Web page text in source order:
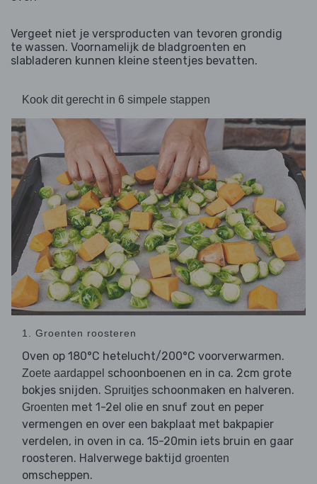
Vergeet niet je versproducten van tevoren grondig
te wassen. Voornamelijk de bladgroenten en
slabladeren kunnen kleine steentjes bevatten.
Kook dit gerecht in 6 simpele stappen
1. Groenten roosteren
Oven op 180°C hetelucht/200°C voorverwarmen.
Zoete aardappel schoonboenen en in ca. 2cm grote
bokjes snijden. Spruitjes schoonmaken en halveren.
Groenten met 1-2el olie en snuf zout en peper
vermengen en over een bakplaat met bakpapier
verdelen, in oven in ca. 15-20min iets bruin en gaar
roosteren. Halverwege baktijd groenten
omscheppen.